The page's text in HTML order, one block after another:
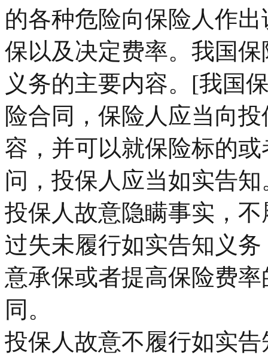
的各种危险向保险人作
保以及决定费率。我国
义务的主要内容。[我国
险合同，保险人应当向
容，并可以就保险标的
问，投保人应当如实告知
投保人故意隐瞒事实，
过失未履行如实告知义
意承保或者提高保险费
同。
投保人故意不履行如实